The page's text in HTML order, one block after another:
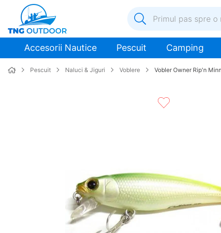
Primul pas spre o nouă
1.
inox
2.
elice
3
colac salvare
plumb
9.
ancora
10. extensie
Accesorii Nautice Pescuit Camping
Pescuit Naluci & Jiguri Voblere Vobler Owner Rip'n